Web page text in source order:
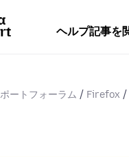
ヘルプ記事を
ートフォーラム Firefox